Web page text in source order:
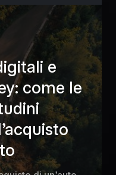
anche sotto
è cambiato. I
gli investimenti in
e, allo
e coerente
guida una
che crescere
bisogna
le leve interne
e
come le